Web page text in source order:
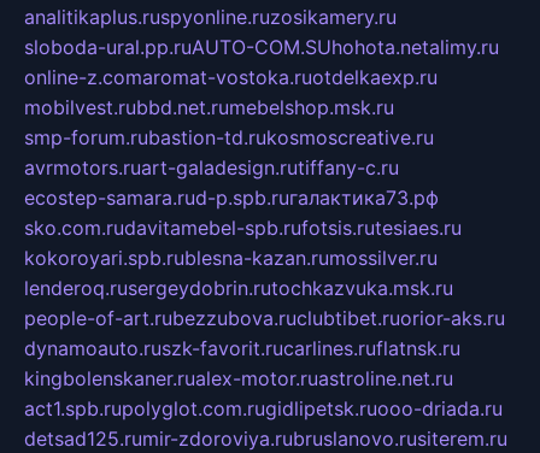
analitikaplus.ruspyonline.ruzosikamery.ru
sloboda-ural.pp.ruAUTO-COM.SUhohota.netalimy.ru
online-z.comaromat-vostoka.ruotdelkaexp.ru
mobilvest.rubbd.net.rumebelshop.msk.ru
smp-forum.rubastion-td.rukosmoscreative.ru
avrmotors.ruart-galadesign.rutiffany-c.ru
ecostep-samara.rud-p.spb.ruгалактика73.рф
sko.com.rudavitamebel-spb.rufotsis.rutesiaes.ru
kokoroyari.spb.rublesna-kazan.rumossilver.ru
lenderoq.rusergeydobrin.rutochkazvuka.msk.ru
people-of-art.rubezzubova.ruclubtibet.ruorior-aks.ru
dynamoauto.ruszk-favorit.rucarlines.ruflatnsk.ru
kingbolenskaner.rualex-motor.ruastroline.net.ru
act1.spb.rupolyglot.com.rugidlipetsk.ruooo-driada.ru
detsad125.rumir-zdoroviya.rubruslanovo.rusiterem.ru